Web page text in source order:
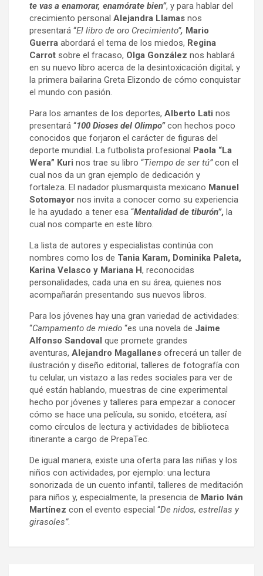
te vas a enamorar, enamórate bien”, y para hablar del
crecimiento personal Alejandra Llamas nos
presentará “El libro de oro Crecimiento”, Mario
Guerra abordará el tema de los miedos, Regina
Carrot sobre el fracaso, Olga González nos hablará
en su nuevo libro acerca de la desintoxicación digital; y
la primera bailarina Greta Elizondo de cómo conquistar
el mundo con pasión.
Para los amantes de los deportes, Alberto Lati nos
presentará “100 Dioses del Olimpo”con hechos poco
conocidos que forjaron el carácter de figuras del
deporte mundial. La futbolista profesional Paola “La
Wera” Kuri nos trae su libro “Tiempo de ser tú”con el
cual nos da un gran ejemplo de dedicación y
fortaleza. El nadador plusmarquista mexicano Manuel
Sotomayor nos invita a conocer como su experiencia
le ha ayudado a tener esa “Mentalidad de tiburón”, la
cual nos comparte en este libro.
La lista de autores y especialistas continúa con
nombres como los de Tania Karam, Dominika Paleta,
Karina Velasco y Mariana H, reconocidas
personalidades, cada una en su área, quienes nos
acompañarán presentando sus nuevos libros.
Para los jóvenes hay una gran variedad de actividades:
“Campamento de miedo “es una novela de Jaime
Alfonso Sandoval que promete grandes
aventuras, Alejandro Magallanes ofrecerá un taller de
ilustración y diseño editorial, talleres de fotografía con
tu celular, un vistazo a las redes sociales para ver de
qué están hablando, muestras de cine experimental
hecho por jóvenes y talleres para empezar a conocer
cómo se hace una película, su sonido, etcétera, así
como círculos de lectura y actividades de biblioteca
itinerante a cargo de PrepaTec.
De igual manera, existe una oferta para las niñas y los
niños con actividades, por ejemplo: una lectura
sonorizada de un cuento infantil, talleres de meditación
para niños y, especialmente, la presencia de Mario Iván
Martínez con el evento especial “De nidos, estrellas y
girasoles”.